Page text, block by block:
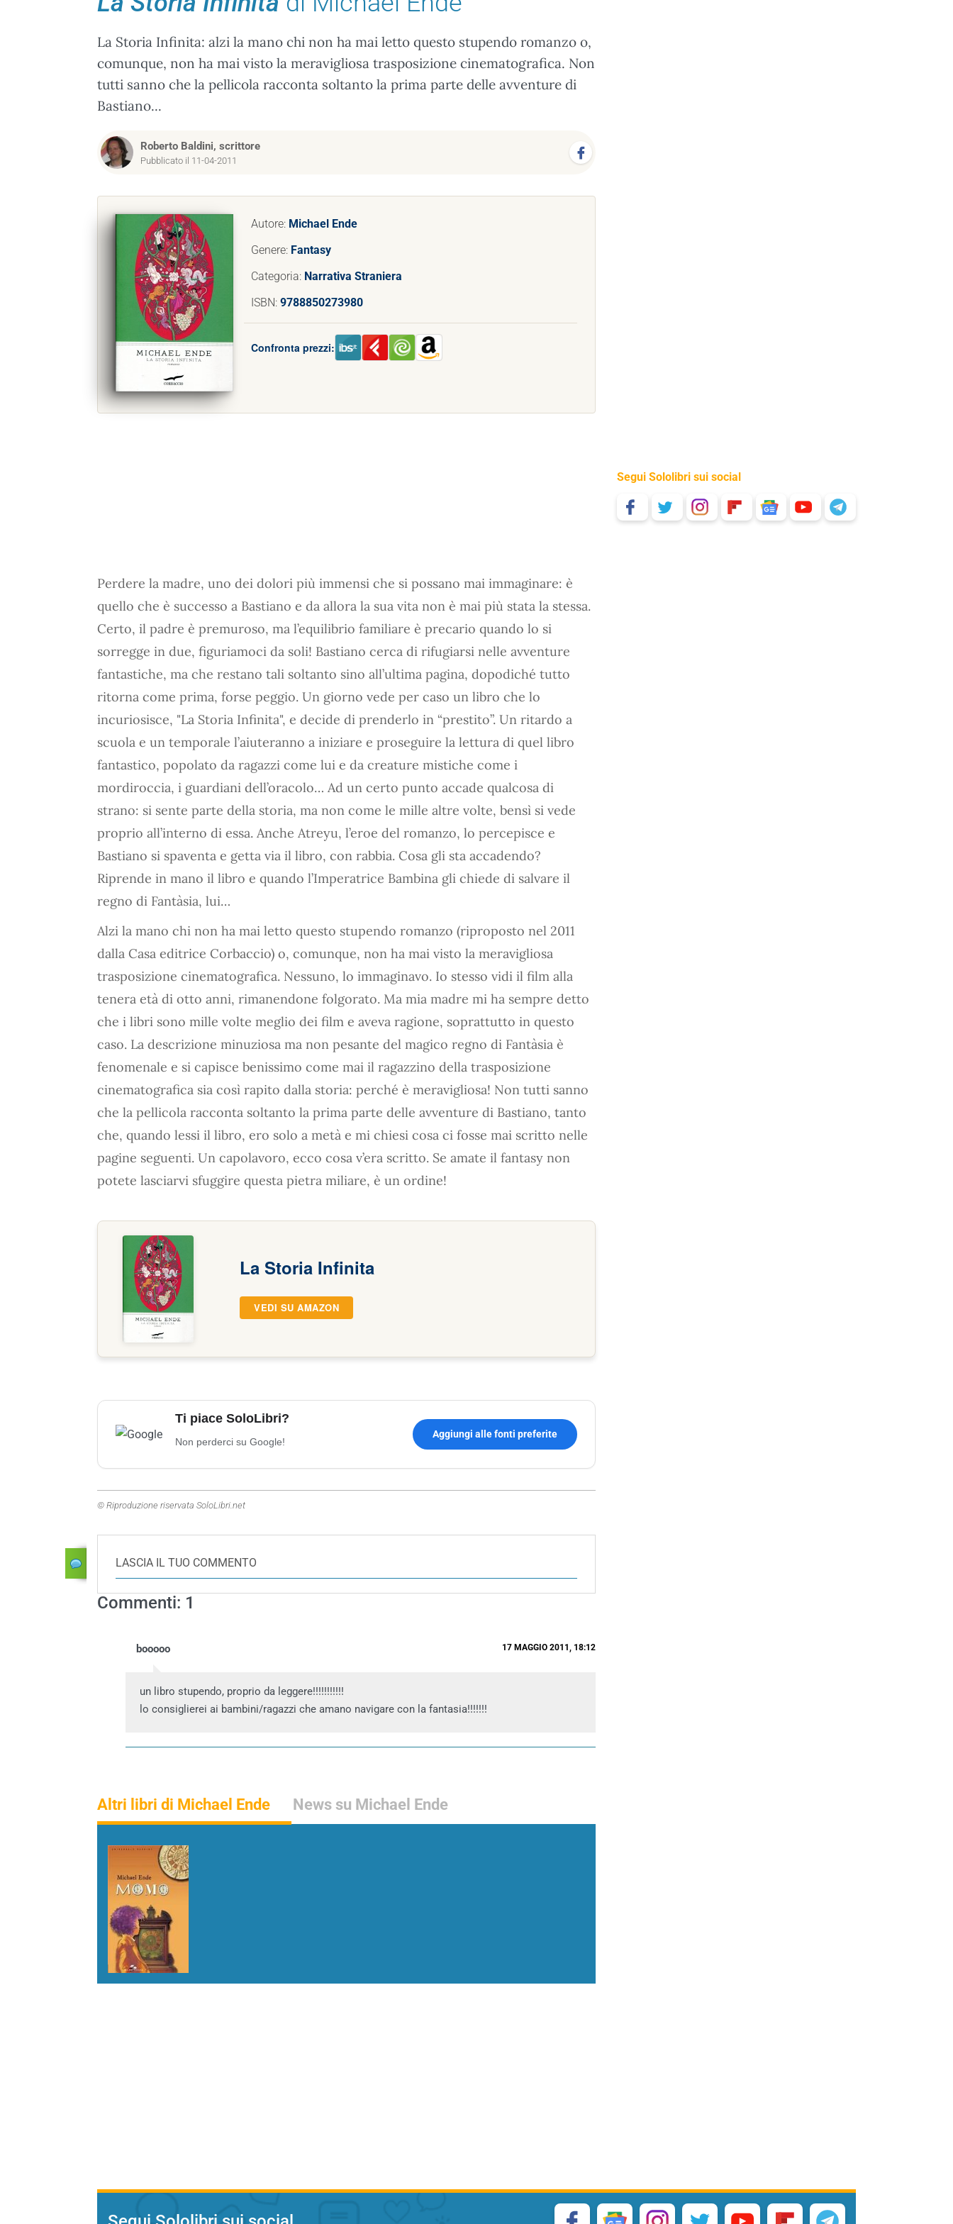
La Storia Infinita: alzi la mano chi non ha mai letto questo stupendo romanzo o,
comunque, non ha mai visto la meravigliosa trasposizione cinematografica. Non
tutti sanno che la pellicola racconta soltanto la prima parte delle avventure di
Bastiano...
Roberto Baldini, scrittore
Pubblicato il 11-04-2011
Autore: Michael Ende
Genere: Fantasy
Categoria: Narrativa Straniera
ISBN: 9788850273980
Confronta prezzi:
Perdere la madre, uno dei dolori più immensi che si possano mai immaginare: è
quello che è successo a Bastiano e da allora la sua vita non è mai più stata la stessa.
Certo, il padre è premuroso, ma l’equilibrio familiare è precario quando lo si
sorregge in due, figuriamoci da soli! Bastiano cerca di rifugiarsi nelle avventure
fantastiche, ma che restano tali soltanto sino all’ultima pagina, dopodiché tutto
ritorna come prima, forse peggio. Un giorno vede per caso un libro che lo
incuriosisce, "La Storia Infinita", e decide di prenderlo in “prestito”. Un ritardo a
scuola e un temporale l’aiuteranno a iniziare e proseguire la lettura di quel libro
fantastico, popolato da ragazzi come lui e da creature mistiche come i
mordiroccia, i guardiani dell’oracolo… Ad un certo punto accade qualcosa di
strano: si sente parte della storia, ma non come le mille altre volte, bensì si vede
proprio all’interno di essa. Anche Atreyu, l’eroe del romanzo, lo percepisce e
Bastiano si spaventa e getta via il libro, con rabbia. Cosa gli sta accadendo?
Riprende in mano il libro e quando l’Imperatrice Bambina gli chiede di salvare il
regno di Fantàsia, lui…
Alzi la mano chi non ha mai letto questo stupendo romanzo (riproposto nel 2011
dalla Casa editrice Corbaccio) o, comunque, non ha mai visto la meravigliosa
trasposizione cinematografica. Nessuno, lo immaginavo. Io stesso vidi il film alla
tenera età di otto anni, rimanendone folgorato. Ma mia madre mi ha sempre detto
che i libri sono mille volte meglio dei film e aveva ragione, soprattutto in questo
caso. La descrizione minuziosa ma non pesante del magico regno di Fantàsia è
fenomenale e si capisce benissimo come mai il ragazzino della trasposizione
cinematografica sia così rapito dalla storia: perché è meravigliosa! Non tutti sanno
che la pellicola racconta soltanto la prima parte delle avventure di Bastiano, tanto
che, quando lessi il libro, ero solo a metà e mi chiesi cosa ci fosse mai scritto nelle
pagine seguenti. Un capolavoro, ecco cosa v’era scritto. Se amate il fantasy non
potete lasciarvi sfuggire questa pietra miliare, è un ordine!
La Storia Infinita
VEDI SU AMAZON
Ti piace SoloLibri?
Non perderci su Google!
Aggiungi alle fonti preferite
© Riproduzione riservata SoloLibri.net
LASCIA IL TUO COMMENTO
Commenti: 1
booooo 17 MAGGIO 2011, 18:12
un libro stupendo, proprio da leggere!!!!!!!!!!!
lo consiglierei ai bambini/ragazzi che amano navigare con la fantasia!!!!!!!
Altri libri di Michael Ende News su Michael Ende
Segui Sololibri sui social